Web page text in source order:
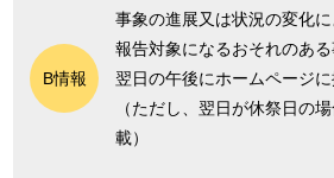
B情報
事象の進展又は状況の変化
報告対象になるおそれのあ
翌日の午後にホームページに
（ただし、翌日が休祭日の
載）